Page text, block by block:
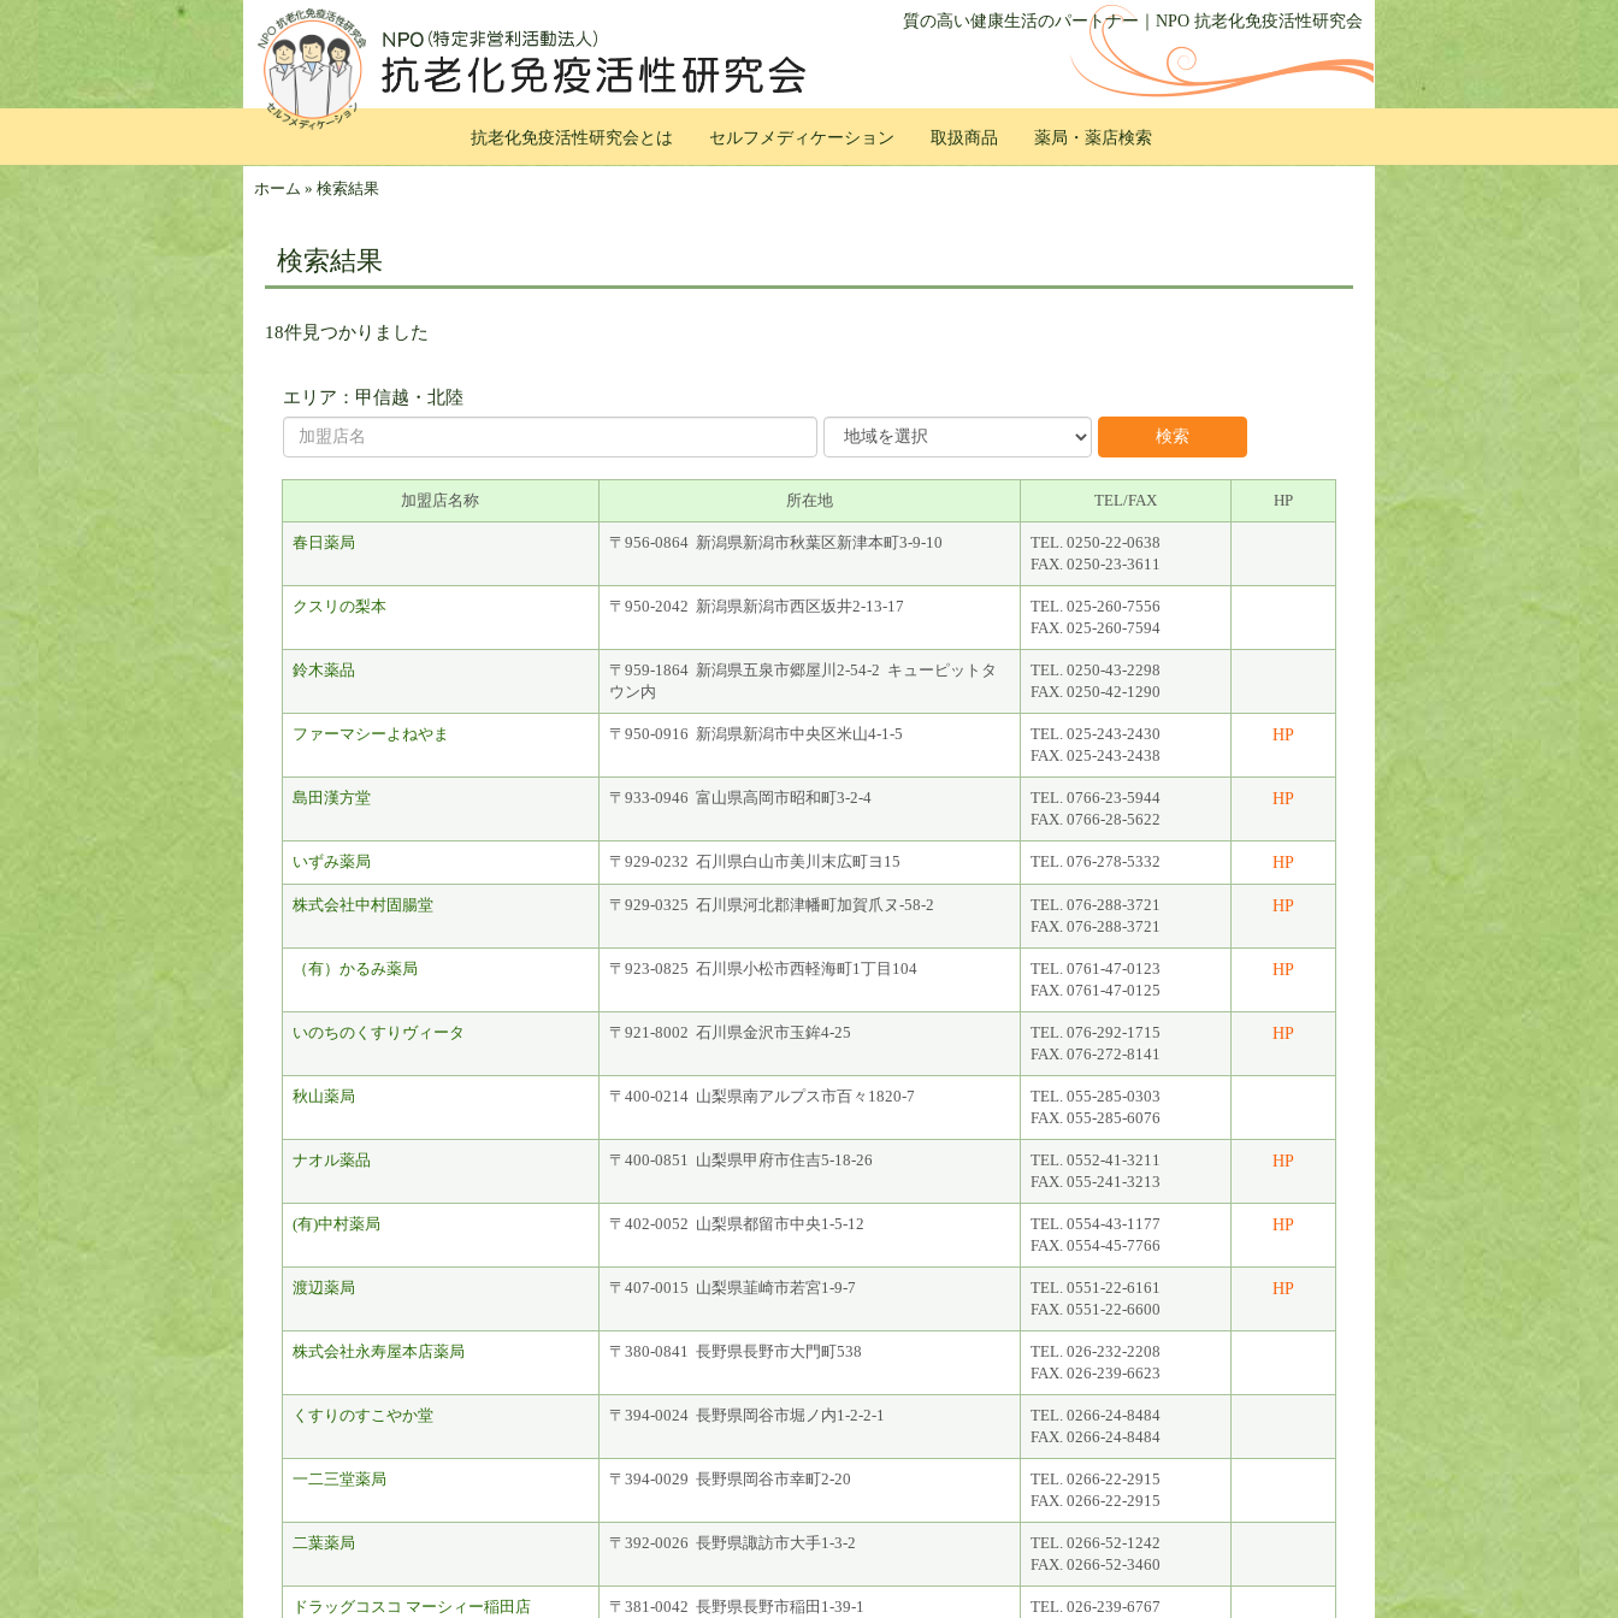
質の高い健康生活のパートナー｜NPO 抗老化免疫活性研究会
抗老化免疫活性研究会とは セルフメディケーション 取扱商品 薬局・薬店検索
ホーム » 検索結果
検索結果
18件見つかりました
エリア：甲信越・北陸
加盟店名称 所在地 TEL/FAX HP
春日薬局 〒956-0864 新潟県新潟市秋葉区新津本町3-9-10
TEL. 0250-22-0638
FAX. 0250-23-3611
クスリの梨本 〒950-2042 新潟県新潟市西区坂井2-13-17
TEL. 025-260-7556
FAX. 025-260-7594
鈴木薬品
〒959-1864 新潟県五泉市郷屋川2-54-2 キューピットタ
ウン内
TEL. 0250-43-2298
FAX. 0250-42-1290
ファーマシーよねやま 〒950-0916 新潟県新潟市中央区米山4-1-5
TEL. 025-243-2430
FAX. 025-243-2438
HP
島田漢方堂 〒933-0946 富山県高岡市昭和町3-2-4
TEL. 0766-23-5944
FAX. 0766-28-5622
HP
いずみ薬局 〒929-0232 石川県白山市美川末広町ヨ15 TEL. 076-278-5332 HP
株式会社中村固腸堂 〒929-0325 石川県河北郡津幡町加賀爪ヌ-58-2
TEL. 076-288-3721
FAX. 076-288-3721
HP
（有）かるみ薬局 〒923-0825 石川県小松市西軽海町1丁目104
TEL. 0761-47-0123
FAX. 0761-47-0125
HP
いのちのくすりヴィータ 〒921-8002 石川県金沢市玉鉾4-25
TEL. 076-292-1715
FAX. 076-272-8141
HP
秋山薬局 〒400-0214 山梨県南アルプス市百々1820-7
TEL. 055-285-0303
FAX. 055-285-6076
ナオル薬品 〒400-0851 山梨県甲府市住吉5-18-26
TEL. 0552-41-3211
FAX. 055-241-3213
HP
(有)中村薬局 〒402-0052 山梨県都留市中央1-5-12
TEL. 0554-43-1177
FAX. 0554-45-7766
HP
渡辺薬局 〒407-0015 山梨県韮崎市若宮1-9-7
TEL. 0551-22-6161
FAX. 0551-22-6600
HP
株式会社永寿屋本店薬局 〒380-0841 長野県長野市大門町538
TEL. 026-232-2208
FAX. 026-239-6623
くすりのすこやか堂 〒394-0024 長野県岡谷市堀ノ内1-2-2-1
TEL. 0266-24-8484
FAX. 0266-24-8484
一二三堂薬局 〒394-0029 長野県岡谷市幸町2-20
TEL. 0266-22-2915
FAX. 0266-22-2915
二葉薬局 〒392-0026 長野県諏訪市大手1-3-2
TEL. 0266-52-1242
FAX. 0266-52-3460
ドラッグコスコ マーシィー稲田店 〒381-0042 長野県長野市稲田1-39-1 TEL. 026-239-6767